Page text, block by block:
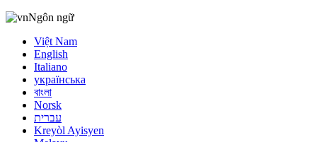
Ngôn ngữ
Việt Nam
English
Italiano
українська
বাংলা
Norsk
עברית
Kreyòl Ayisyen